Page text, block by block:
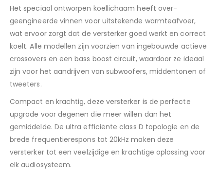
Het speciaal ontworpen koellichaam heeft over-
geengineerde vinnen voor uitstekende warmteafvoer,
wat ervoor zorgt dat de versterker goed werkt en correct
koelt. Alle modellen zijn voorzien van ingebouwde actieve
crossovers en een bass boost circuit, waardoor ze ideaal
zijn voor het aandrijven van subwoofers, middentonen of
tweeters.
Compact en krachtig, deze versterker is de perfecte
upgrade voor degenen die meer willen dan het
gemiddelde. De ultra efficiënte class D topologie en de
brede frequentierespons tot 20kHz maken deze
versterker tot een veelzijdige en krachtige oplossing voor
elk audiosysteem.